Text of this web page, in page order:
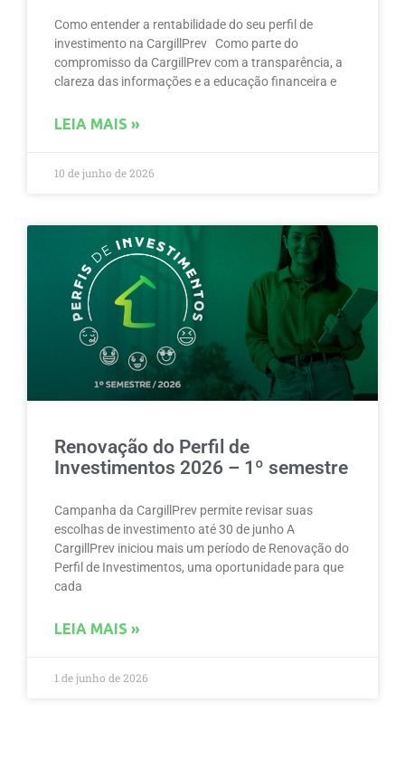
Como entender a rentabilidade do seu perfil de
investimento na CargillPrev Como parte do
compromisso da CargillPrev com a transparência, a
clareza das informações e a educação financeira e
LEIA MAIS »
10 de junho de 2026
Renovação do Perfil de
Investimentos 2026 – 1º semestre
Campanha da CargillPrev permite revisar suas
escolhas de investimento até 30 de junho A
CargillPrev iniciou mais um período de Renovação do
Perfil de Investimentos, uma oportunidade para que
cada
LEIA MAIS »
1 de junho de 2026